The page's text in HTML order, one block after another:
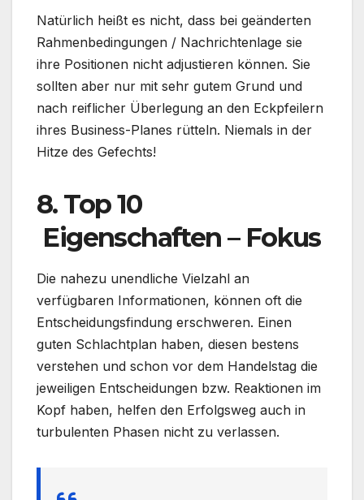
Natürlich heißt es nicht, dass bei geänderten
Rahmenbedingungen / Nachrichtenlage sie
ihre Positionen nicht adjustieren können. Sie
sollten aber nur mit sehr gutem Grund und
nach reiflicher Überlegung an den Eckpfeilern
ihres Business-Planes rütteln. Niemals in der
Hitze des Gefechts!
8. Top 10
Eigenschaften – Fokus
Die nahezu unendliche Vielzahl an
verfügbaren Informationen, können oft die
Entscheidungsfindung erschweren. Einen
guten Schlachtplan haben, diesen bestens
verstehen und schon vor dem Handelstag die
jeweiligen Entscheidungen bzw. Reaktionen im
Kopf haben, helfen den Erfolgsweg auch in
turbulenten Phasen nicht zu verlassen.